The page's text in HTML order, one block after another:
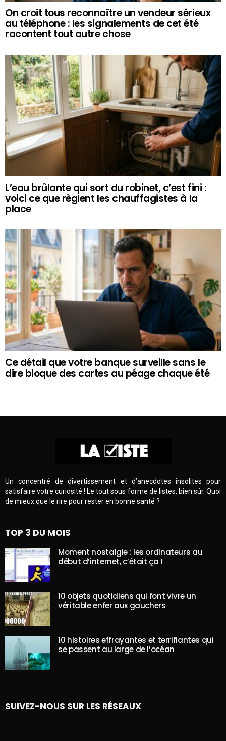
On croit tous reconnaître un vendeur sérieux
au téléphone : les signalements de cet été
racontent tout autre chose
L’eau brûlante qui sort du robinet, c’est fini :
voici ce que règlent les chauffagistes à la
place
Ce détail que votre banque surveille sans le
dire bloque des cartes au péage chaque été
Un concentré de divertissement et d’anecdotes insolites pour
satisfaire votre curiosité ! Le tout sous forme de listes, bien sûr. Quoi
de mieux que le rire pour rester en bonne santé ?
TOP 3 DU MOIS
Moment nostalgie : les ordinateurs au
début d’internet, c’était ça !
10 objets quotidiens qui font vivre un
véritable enfer aux gauchers
10 histoires effrayantes et terrifiantes qui
se passent au large de l’océan
SUIVEZ-NOUS SUR LES RÉSEAUX